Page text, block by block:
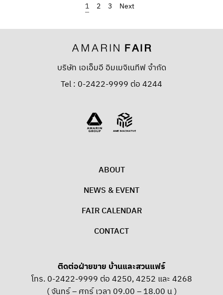
1 2 3
บริษัท เอเอ็มอี อิมเมจิเนทีฟ จำกัด
Tel : 0-2422-9999 ต่อ 4244
ABOUT
NEWS & EVENT
FAIR CALENDAR
CONTACT
ติดต่อฝ่ายขาย บ้านและสวนแฟร์
โทร. 0-2422-9999 ต่อ 4250, 4252 และ 4268
( จันทร์ – ศุกร์ เวลา 09.00 – 18.00 น )